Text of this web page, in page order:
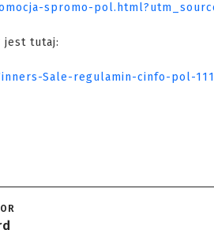
spromo-
jest tutaj:
Sale-regulamin-cinfo-pol-